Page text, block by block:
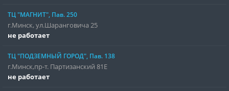
ТЦ "МАГНИТ", Пав. 250
г.Минск, ул.Шаранговича 25
не работает
ТЦ "ПОДЗЕМНЫЙ ГОРОД", Пав. 138
г.Минск,пр-т. Партизанский 81Е
не работает